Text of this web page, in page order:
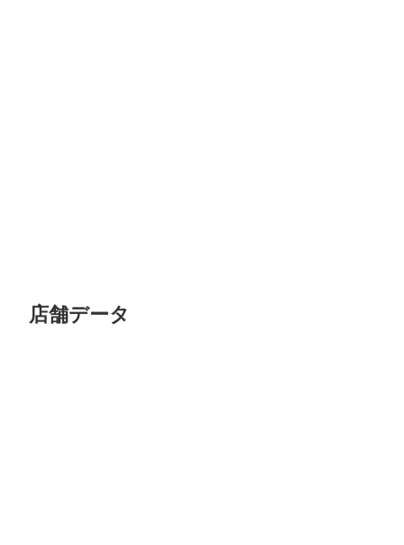
店舗データ